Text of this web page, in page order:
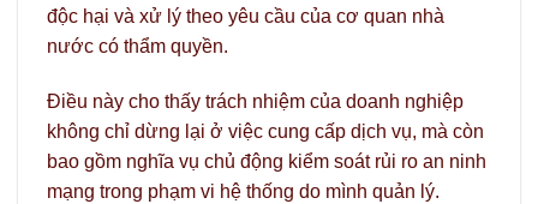
độc hại và xử lý theo yêu cầu của cơ quan nhà
nước có thẩm quyền.
Điều này cho thấy trách nhiệm của doanh nghiệp
không chỉ dừng lại ở việc cung cấp dịch vụ, mà còn
bao gồm nghĩa vụ chủ động kiểm soát rủi ro an ninh
mạng trong phạm vi hệ thống do mình quản lý.